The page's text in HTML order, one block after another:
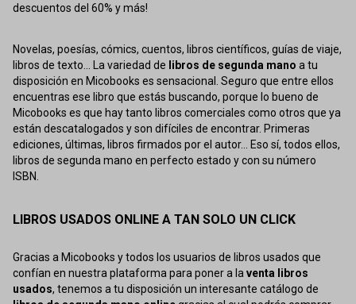
descuentos del 60% y más!
Novelas, poesías, cómics, cuentos, libros científicos, guías de viaje,
libros de texto... La variedad de libros de segunda mano a tu
disposición en Micobooks es sensacional. Seguro que entre ellos
encuentras ese libro que estás buscando, porque lo bueno de
Micobooks es que hay tanto libros comerciales como otros que ya
están descatalogados y son difíciles de encontrar. Primeras
ediciones, últimas, libros firmados por el autor... Eso sí, todos ellos,
libros de segunda mano en perfecto estado y con su número
ISBN.
LIBROS USADOS ONLINE A TAN SOLO UN CLICK
Gracias a Micobooks y todos los usuarios de libros usados que
confían en nuestra plataforma para poner a laventa libros
usados, tenemos a tu disposición un interesante catálogo de